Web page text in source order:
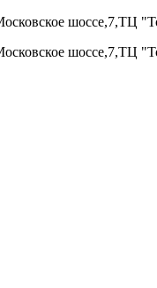
шоссе,7,ТЦ
шоссе,7,ТЦ